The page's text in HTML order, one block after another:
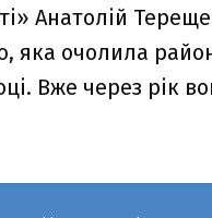
Анатолій
яка очолила
Вже через рік